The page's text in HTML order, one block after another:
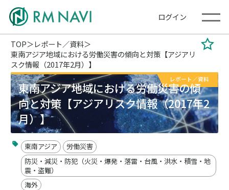
ログイン
TOP
レポート／資料
東南アジア地域における労働災害の傾向と対策【アジアリ
スク情報（2017年2月）】
レポート／資料
東南アジア地域における労働災害の傾
向と対策【アジアリスク情報（2017年2
月）】
東南アジア
労働災害
防災・減災・防犯（火災・爆発・落雷・台風・洪水・積雪・地
震・盗難）
海外